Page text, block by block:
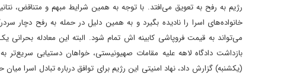
رژیم به رفح به تعویق می‌افتد. با توجه به همین شرایط مبهم و متناقض،
خانواده‌های اسرا را نادیده بگیرد و به همین دلیل در حمله به رفح
می‌تواند به قیمت فروپاشی کابینه اش تمام شود. البته این معادله
(یکشنبه) گزارش داد، نهاد امنیتی این رژیم برای توافق درباره تبادل اسرا